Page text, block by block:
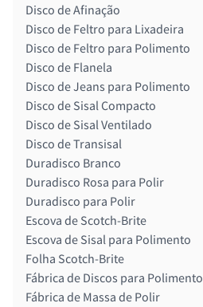
Disco de Afinação
Disco de Feltro para Lixadeira
Disco de Feltro para Polimento
Disco de Flanela
Disco de Jeans para Polimento
Disco de Sisal Compacto
Disco de Sisal Ventilado
Disco de Transisal
Duradisco Branco
Duradisco Rosa para Polir
Duradisco para Polir
Escova de Scotch-Brite
Escova de Sisal para Polimento
Folha Scotch-Brite
Fábrica de Discos para Polimento
Fábrica de Massa de Polir